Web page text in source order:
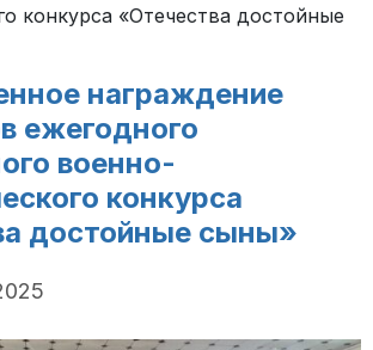
конкурса «Отечества достойные
награждение
ежегодного
военно-
конкурса
достойные сыны»